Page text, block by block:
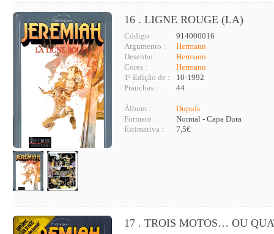
16 . LIGNE ROUGE (LA)
Código :
914000016
Argumento :
Hermann
Desenho :
Hermann
Cores :
Hermann
1ª Edição de :
10-1992
Pranchas :
44
Álbum :
Dupuis
Formato :
Normal - Capa Dura
Estimativa :
7,5€
17 . TROIS MOTOS… OU